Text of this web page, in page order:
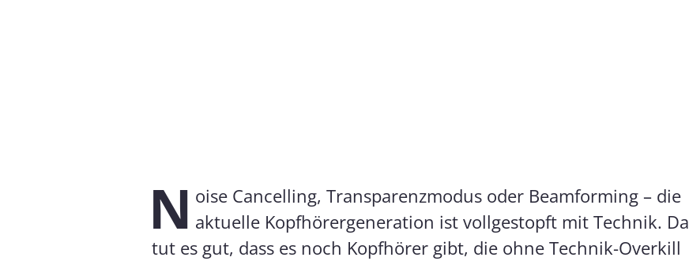
N oise Cancelling, Transparenzmodus oder Beamforming – die
aktuelle Kopfhörergeneration ist vollgestopft mit Technik. Da
tut es gut, dass es noch Kopfhörer gibt, die ohne Technik-Overkill